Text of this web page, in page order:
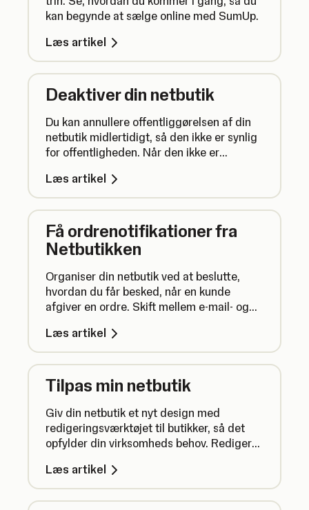
kan begynde at sælge online med SumUp.
Læs artikel
Deaktiver din netbutik
Du kan annullere offentliggørelsen af din
netbutik midlertidigt, så den ikke er synlig
for offentligheden. Når den ikke er
og kunderne kan ikke afgive ordrer. Du kan
også slette din netbutik permanent.
Læs artikel
Få ordrenotifikationer fra
Netbutikken
Organiser din netbutik ved at beslutte,
hvordan du får besked, når en kunde
afgiver en ordre. Skift mellem e-mail- og
Læs artikel
Tilpas min netbutik
Giv din netbutik et nyt design med
redigeringsværktøjet til butikker, så det
opfylder din virksomheds behov. Rediger
brand, og optimér SEO'en.
Læs artikel